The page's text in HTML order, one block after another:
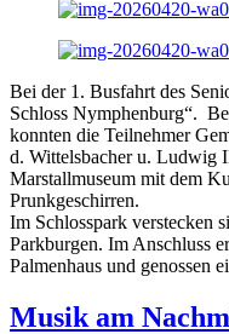
Bei der 1. Busfahrt des
Schloss Nymphenburg“.
konnten die Teilnehmer
d. Wittelsbacher u. Ludwig
Marstallmuseum mit dem
Prunkgeschirren.
Im Schlosspark verstecken
Parkburgen. Im Anschluss
Palmenhaus und genossen
Musik am